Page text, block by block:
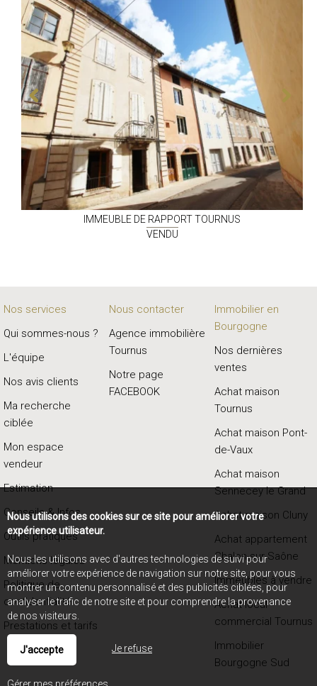
IMMEUBLE DE RAPPORTTOURNUS
VENDU
Nos services
Qui sommes-nous ?
L'équipe
Nos avis clients
Ma recherche
ciblée
Mon espace
vendeur
Estimation
Conseils & Infos
Outils pratiques
Mentions légales
Politique de
confidentialité
Prestations et tarifs
Nous contacter
Agence immobilière
Tournus
Notre page
FACEBOOK
Immobilier en
Bourgogne
Nos dernières
ventes
Achat maison
Tournus
Achat maison Pont-
de-Vaux
Achat maison
Sennecey le Grand
Achat maison Cluny
Achat appartement
Chalon-sur-Saône
Immeubles à vendre
Achat local
commercial Tournus
Immobilier
Bourgogne Sud
Nous utilisons des cookies sur ce site pour améliorer votre
expérience utilisateur.
Nous les utilisons avec d'autres technologies de suivi pour
améliorer votre expérience de navigation sur notre site, pour vous
montrer un contenu personnalisé et des publicités ciblées, pour
analyser le trafic de notre site et pour comprendre la provenance
de nos visiteurs.
J'accepte Je refuse